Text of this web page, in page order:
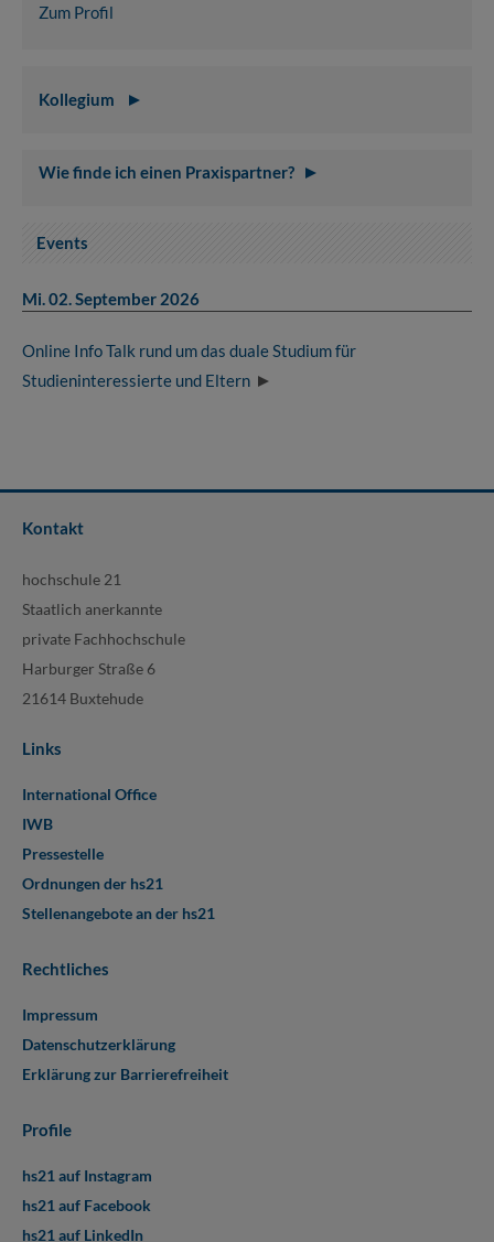
Zum Profil
Kollegium
Wie finde ich einen Praxispartner?
Events
Mi. 02. September 2026
Online Info Talk rund um das duale Studium für
Studieninteressierte und Eltern
Kontakt
hochschule 21
Staatlich anerkannte
private Fachhochschule
Harburger Straße 6
21614 Buxtehude
Links
International Office
IWB
Pressestelle
Ordnungen der hs21
Stellenangebote an der hs21
Rechtliches
Impressum
Datenschutzerklärung
Erklärung zur Barrierefreiheit
Profile
hs21 auf Instagram
hs21 auf Facebook
hs21 auf LinkedIn